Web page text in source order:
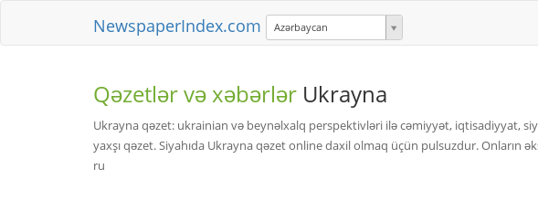
NewspaperIndex.com Azərbaycan
Qəzetlər və xəbərlər Ukrayna
Ukrayna qəzet: ukrainian və beynəlxalq perspektivləri ilə cəmiyyət, iqtisadiyyat,
yaxşı qəzet. Siyahıda Ukrayna qəzet online daxil olmaq üçün pulsuzdur. Onların
ru